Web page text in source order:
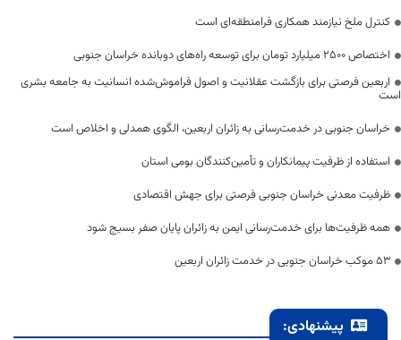
کنترل ملخ نیازمند همکاری فرامنطقه‌ای است
اختصاص 2500 میلیارد تومان برای توسعه راه‌های دوبانده خراسان جنوبی
اربعین فرصتی برای بازگشت عقلانیت و اصول فراموش‌شده انسانیت به جامعه بشری
است
خراسان جنوبی در خدمت‌رسانی به زائران اربعین، الگوی همدلی و اخلاص است
استفاده از ظرفیت پیمانکاران و تأمین‌کنندگان بومی استان
ظرفیت معدنی خراسان جنوبی فرصتی برای جهش اقتصادی
همه ظرفیت‌ها برای خدمت‌رسانی ایمن به زائران پایان صفر بسیج شود
53 موکب خراسان جنوبی در خدمت زائران اربعین
پیشنهادی: